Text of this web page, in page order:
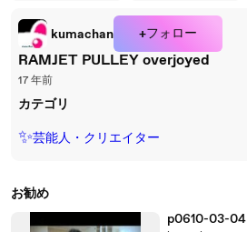
kumachan +フォロー
RAMJET PULLEY overjoyed
17 年前
カテゴリ
✨芸能人・クリエイター
お勧め
p0610-03-04